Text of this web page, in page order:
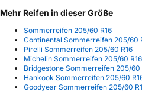
Mehr Reifen in dieser Größe
Sommerreifen 205/60 R16
Continental Sommerreifen 205/60
Pirelli Sommerreifen 205/60 R16
Michelin Sommerreifen 205/60 R16
Bridgestone Sommerreifen 205/60
Hankook Sommerreifen 205/60
Goodyear Sommerreifen 205/60